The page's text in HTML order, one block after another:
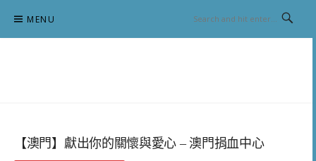
content
MENU
【澳門】獻出你的關懷與愛心 – 澳門捐血中心